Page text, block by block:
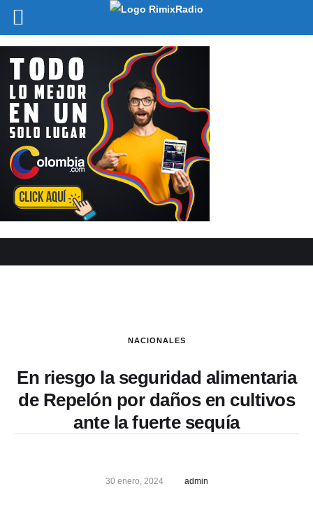
NACIONALES
En riesgo la seguridad alimentaria
de Repelón por daños en cultivos
ante la fuerte sequía
30 enero, 2024 admin